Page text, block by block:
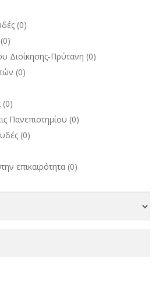
(0)
Διοίκησης-Πρύτανη (0)
(0)
(0)
Πανεπιστημίου (0)
(0)
επικαιρότητα (0)